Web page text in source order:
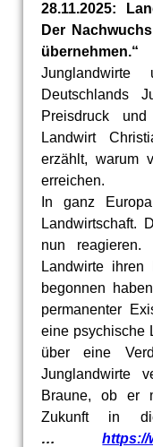
28.11.2025:
Der
Deutschlands
Preisdruck
Landwirt
erzählt, warum
erreichen.
In ganz
Landwirtschaft.
nun reagieren.
Landwirte
begonnen
permanenter
eine psychische
über eine
Junglandwirte
Braune, ob er
Zukunft in
…https://